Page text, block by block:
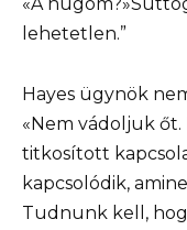
«A
lehetetlen.”
Hayes ügynök
«Nem vádoljuk
titkosított
kapcsolódik,
Tudnunk kell,